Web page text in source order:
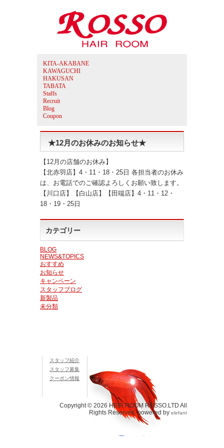
KITA-AKABANE
KAWAGUCHI
HAKUSAN
TABATA
Staffs
Recruit
Blog
Coupon
★12月のお休みのお知らせ★
【12月の店舗のお休み】
【北赤羽店】4・11・18・25日 各担当者のお休み
は、お電話でのご確認よろしくお願い致します。
【川口店】【白山店】【田端店】4・11・12・
18・19・25日
カテゴリー
BLOG
NEWS&TOPICS
おすすめ
お知らせ
キャンペーン
スタッフブログ
新製品
未分類
スタッフ紹介
スタッフ募集
クーポン情報
Copyright © 2026 HEIR ROOM ROSSO.LTD All
Rights Reserved. powered by elefant